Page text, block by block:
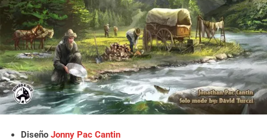
Diseño Jonny Pac Cantin